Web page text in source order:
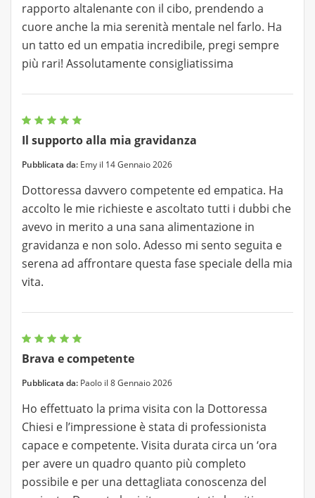
rapporto altalenante con il cibo, prendendo a
cuore anche la mia serenità mentale nel farlo. Ha
un tatto ed un empatia incredibile, pregi sempre
più rari! Assolutamente consigliatissima
Il supporto alla mia gravidanza
Pubblicata da: Emy il 14 Gennaio 2026
Dottoressa davvero competente ed empatica. Ha
accolto le mie richieste e ascoltato tutti i dubbi che
avevo in merito a una sana alimentazione in
gravidanza e non solo. Adesso mi sento seguita e
serena ad affrontare questa fase speciale della mia
vita.
Brava e competente
Pubblicata da: Paolo il 8 Gennaio 2026
Ho effettuato la prima visita con la Dottoressa
Chiesi e l’impressione è stata di professionista
capace e competente. Visita durata circa un ‘ora
per avere un quadro quanto più completo
possibile e per una dettagliata conoscenza del